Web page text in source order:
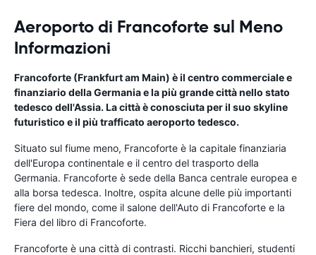
Aeroporto di Francoforte sul Meno
Informazioni
Francoforte (Frankfurt am Main) è il centro commerciale e
finanziario della Germania e la più grande città nello stato
tedesco dell'Assia. La città è conosciuta per il suo skyline
futuristico e il più trafficato aeroporto tedesco.
Situato sul fiume meno, Francoforte è la capitale finanziaria
dell'Europa continentale e il centro del trasporto della
Germania. Francoforte è sede della Banca centrale europea e
alla borsa tedesca. Inoltre, ospita alcune delle più importanti
fiere del mondo, come il salone dell'Auto di Francoforte e la
Fiera del libro di Francoforte.
Francoforte è una città di contrasti. Ricchi banchieri, studenti